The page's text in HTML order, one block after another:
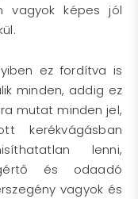
vagyok képes jól
ez fordítva is
minden, addig ez
mutat minden jel,
kerékvágásban
lenni,
és odaadó
vagyok és